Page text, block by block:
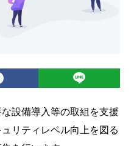
設備導入等の取組を支援
リティレベル向上を図る